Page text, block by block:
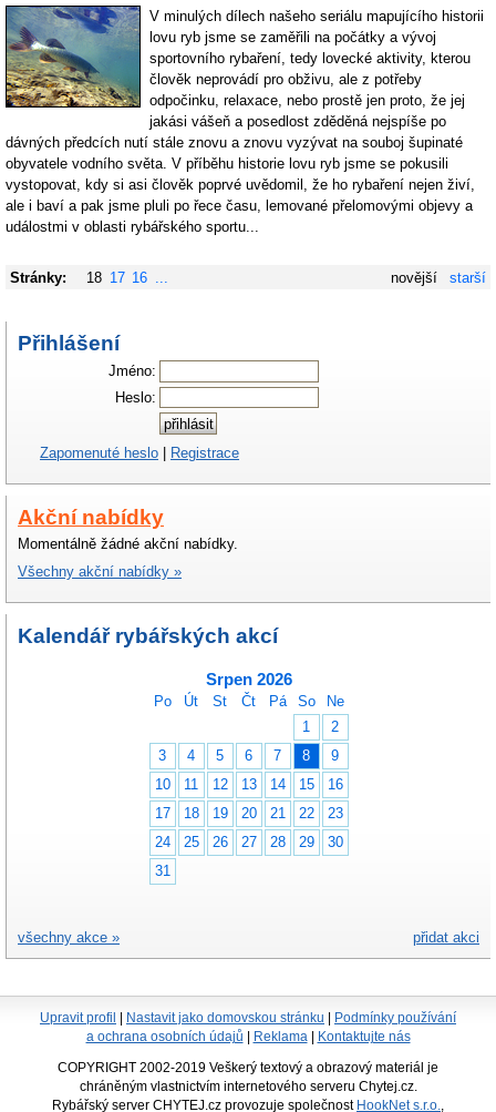
V minulých dílech našeho seriálu mapujícího historii
lovu ryb jsme se zaměřili na počátky a vývoj
sportovního rybaření, tedy lovecké aktivity, kterou
člověk neprovádí pro obživu, ale z potřeby
odpočinku, relaxace, nebo prostě jen proto, že jej
jakási vášeň a posedlost zděděná nejspíše po
dávných předcích nutí stále znovu a znovu vyzývat na souboj šupinaté
obyvatele vodního světa. V příběhu historie lovu ryb jsme se pokusili
vystopovat, kdy si asi člověk poprvé uvědomil, že ho rybaření nejen živí,
ale i baví a pak jsme pluli po řece času, lemované přelomovými objevy a
událostmi v oblasti rybářského sportu...
novější starší
Stránky: 18 17 16
Přihlášení
Jméno:
Heslo:
Zapomenuté heslo Registrace
Akční nabídky
Momentálně žádné akční nabídky.
Všechny akční nabídky »
Kalendář rybářských akcí
Srpen 2026
Po Út St Čt Pá So
Ne
1
2
3
4 5 6 7 8
9
10
11 12 13 14 15
16
17
18 19 20 21 22
23
24
25 26 27 28 29
30
31
přidat akci
všechny akce »
Upravit profil Nastavit jako domovskou stránku
Podmínky používání
a ochrana osobních údajů
Reklama Kontaktujte nás
COPYRIGHT 2002-2019 Veškerý textový a obrazový materiál je
chráněným vlastnictvím internetového serveru Chytej.cz.
Rybářský server CHYTEJ.cz provozuje společnost HookNet s.r.o.